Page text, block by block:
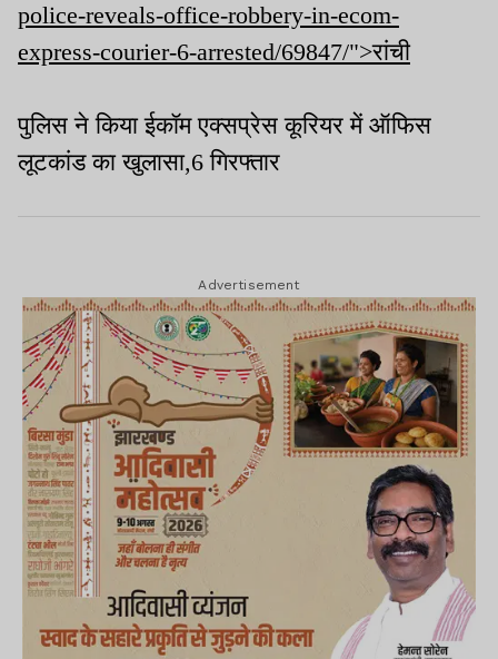
police-reveals-office-robbery-in-ecom-
express-courier-6-arrested/69847/">रांची
पुलिस ने किया ईकॉम एक्सप्रेस कूरियर में ऑफिस
लूटकांड का खुलासा,6 गिरफ्तार
Advertisement